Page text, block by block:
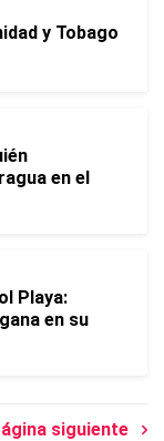
y Tobago
en el
Playa:
en su
siguiente